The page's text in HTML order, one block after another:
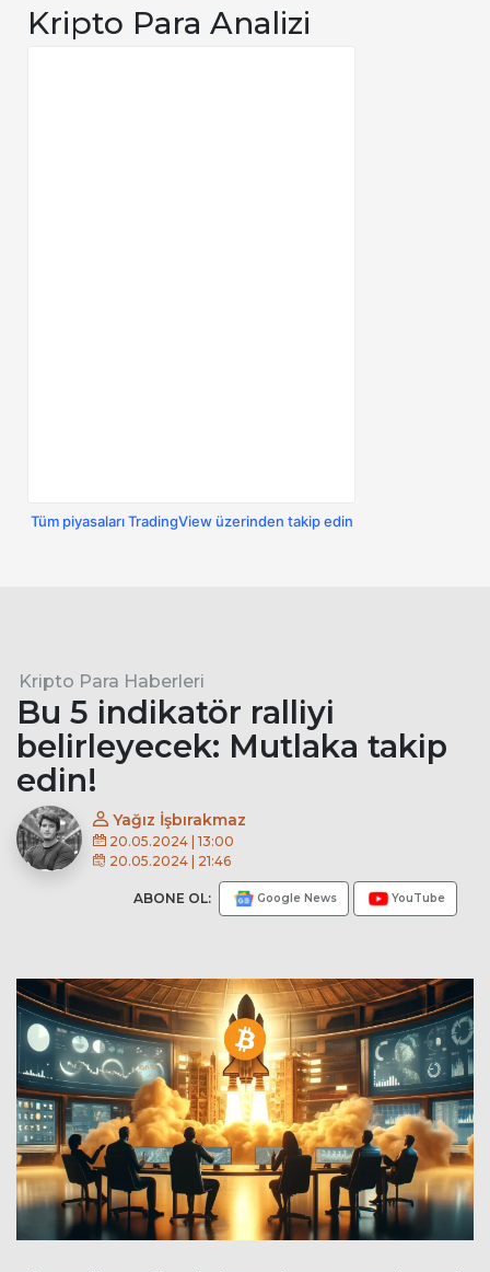
Kripto Para Analizi
Tüm piyasaları TradingView üzerinden takip edin
Kripto Para Haberleri
Bu 5 indikatör ralliyi
belirleyecek: Mutlaka takip
edin!
Yağız İşbırakmaz
20.05.2024 | 13:00
20.05.2024 | 21:46
ABONE OL: Google News YouTube